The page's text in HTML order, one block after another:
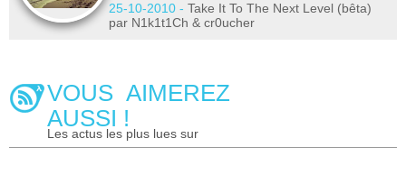
25-10-2010 - Take It To The Next Level (bêta)
par N1k1t1Ch & cr0ucher
VOUS AIMEREZ
AUSSI !
Les actus les plus lues sur